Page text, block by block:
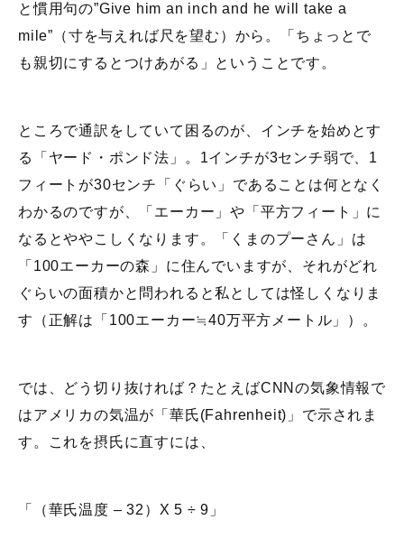
と慣用句の”Give him an inch and he will take a
mile”（寸を与えれば尺を望む）から。「ちょっとで
も親切にするとつけあがる」ということです。
ところで通訳をしていて困るのが、インチを始めとす
る「ヤード・ポンド法」。1インチが3センチ弱で、1
フィートが30センチ「ぐらい」であることは何となく
わかるのですが、「エーカー」や「平方フィート」に
なるとややこしくなります。「くまのプーさん」は
「100エーカーの森」に住んでいますが、それがどれ
ぐらいの面積かと問われると私としては怪しくなりま
す（正解は「100エーカー≒40万平方メートル」）。
では、どう切り抜ければ？たとえばCNNの気象情報で
はアメリカの気温が「華氏(Fahrenheit)」で示されま
す。これを摂氏に直すには、
「（華氏温度 – 32）X 5 ÷ 9」